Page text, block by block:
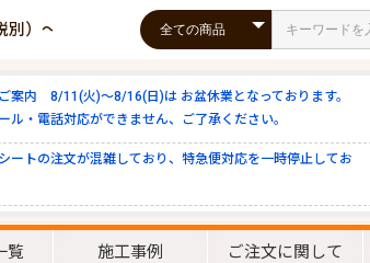
）～！
案内 8/11(火)～8/16(日)は お盆休業となっております。
ル・電話対応ができません、ご了承ください。
ートの注文が混雑しており、特急便対応を一時停止してお
覧 施工事例 ご注文に関して